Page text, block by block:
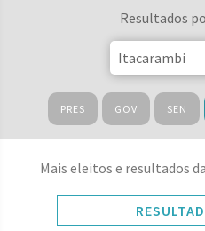
Resultados
PRES GOV SEN
Mais eleitos e resultados